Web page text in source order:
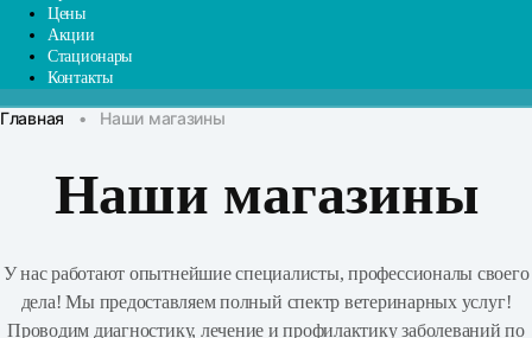
Цены
Акции
Стационары
Контакты
Главная • Наши магазины
Наши магазины
У нас работают опытнейшие специалисты, профессионалы своего
дела! Мы предоставляем полный спектр ветеринарных услуг!
Проводим диагностику, лечение и профилактику заболеваний по